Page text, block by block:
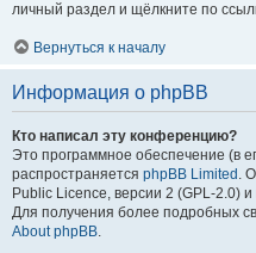
личный раздел и щёлкните по
Вернуться к началу
Информация о phpBB
Кто написал эту конференцию?
Это программное обеспечение (в
распространяется phpBB Limited .
Public Licence, версии 2 (GPL-2.0)
Для получения более подробных
About phpBB.